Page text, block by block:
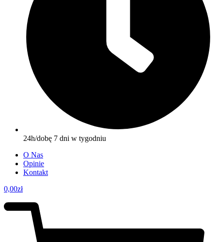
24h/dobę 7 dni w tygodniu
O Nas
Opinie
Kontakt
0,00zł